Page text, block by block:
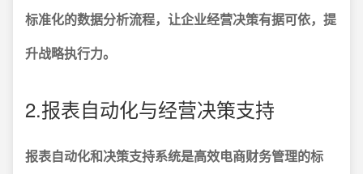
标准化的数据分析流程，让企业经营决策有据可依，提
升战略执行力。
2.报表自动化与经营决策支持
报表自动化和决策支持系统是高效电商财务管理的标